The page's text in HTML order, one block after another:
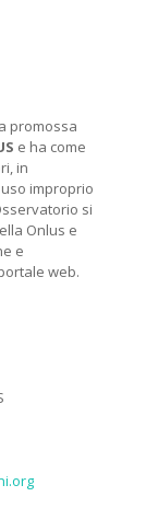
promossa
e ha come
in
improprio
si
Onlus e
e
web.